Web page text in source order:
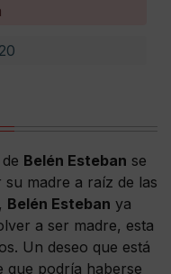
Belén Esteban se
madre a raíz de las
Belén Esteban ya
a ser madre, esta
Un deseo que está
que podría haberse